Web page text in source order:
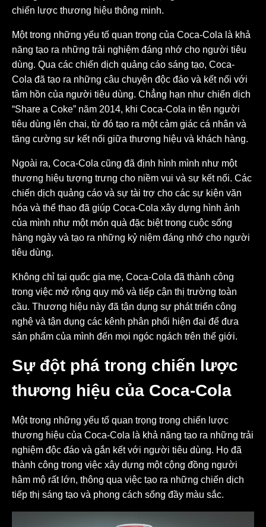
chiến lược thương hiệu thông minh.
Một trong những yếu tố quan trọng của Coca-Cola là khả
năng tạo ra những trải nghiệm đáng nhớ cho người tiêu
dùng. Qua các chiến dịch quảng cáo sáng tạo, Coca-
Cola đã tạo ra những câu chuyện độc đáo và kết nối với
tâm hồn của người tiêu dùng. Chẳng hạn như chiến dịch
“Share a Coke” năm 2014, khi Coca-Cola in tên người
tiêu dùng lên chai, từ đó tạo ra một cảm giác cá nhân và
tăng cường sự kết nối giữa thương hiệu và khách hàng.
Ngoài ra, Coca-Cola cũng đã định hình mình như một
thương hiệu tượng trưng cho niềm vui và sự kết nối. Các
chiến dịch quảng cáo và sự tài trợ cho các sự kiện văn
hóa và thể thao đã giúp Coca-Cola xây dựng hình ảnh
của mình như một món quà đặc biệt trong cuộc sống
hàng ngày và tạo ra những kỷ niệm đáng nhớ cho người
tiêu dùng.
Không chỉ tại quốc gia mẹ, Coca-Cola đã thành công
trong việc mở rộng quy mô và tiếp cận thị trường toàn
cầu. Thương hiệu này đã tận dụng sự phát triển công
nghệ và tận dụng các kênh phân phối hiện đại để đưa
sản phẩm của mình đến mọi ngóc ngách trên thế giới.
Sự đột phá trong chiến lược
thương hiệu của Coca-Cola
Một trong những yếu tố quan trọng trong chiến lược
thương hiệu của Coca-Cola là khả năng tạo ra những trải
nghiệm độc đáo và gắn kết với người tiêu dùng. Họ đã
thành công trong việc xây dựng một cộng đồng người
hâm mộ rất lớn, thông qua việc tạo ra những chiến dịch
tiếp thị sáng tạo và phong cách sống đầy màu sắc.